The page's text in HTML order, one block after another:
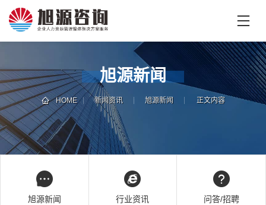
页
页
企
业
培
训
专
家
团
旭源新闻
HOME 新闻资讯 旭源新闻 正文内容
旭源新闻 行业资讯 问答/招聘